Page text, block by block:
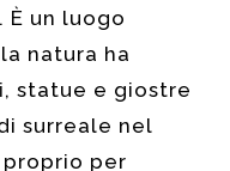
. È un luogo
natura ha
statue e giostre
surreale nel
per